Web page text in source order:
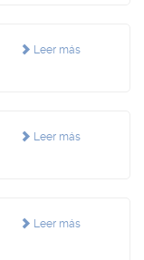
Leer más
Leer más
Leer más